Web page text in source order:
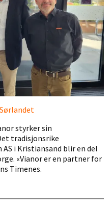
styrker sin
tradisjonsrike
AS i Kristiansand blir en del
«Vianor er en partner for
Timenes.